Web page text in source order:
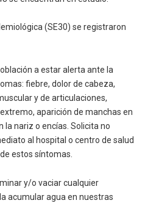
(SE30) se registraron
a estar alerta ante la
fiebre, dolor de cabeza,
y de articulaciones,
aparición de manchas en
la nariz o encías. Solicita no
al hospital o centro de salud
estos síntomas.
y/o vaciar cualquier
acumular agua en nuestras